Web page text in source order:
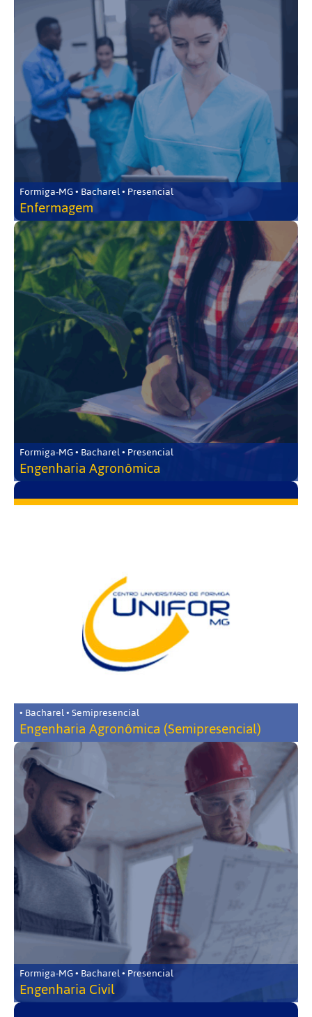
Formiga-MG • Bacharel • Presencial
Enfermagem
Formiga-MG • Bacharel • Presencial
Engenharia Agronômica
• Bacharel • Semipresencial
Engenharia Agronômica (Semipresencial)
Formiga-MG • Bacharel • Presencial
Engenharia Civil